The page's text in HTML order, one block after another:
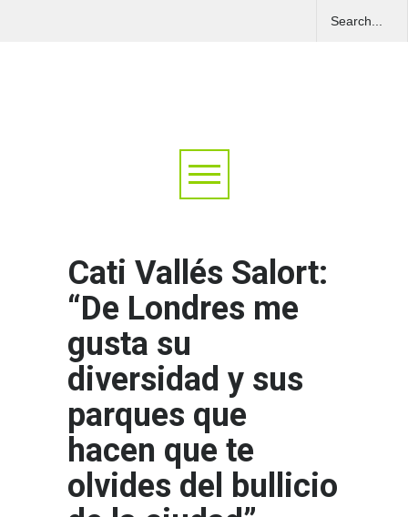
Cati Vallés Salort:
“De Londres me
gusta su
diversidad y sus
parques que
hacen que te
olvides del bullicio